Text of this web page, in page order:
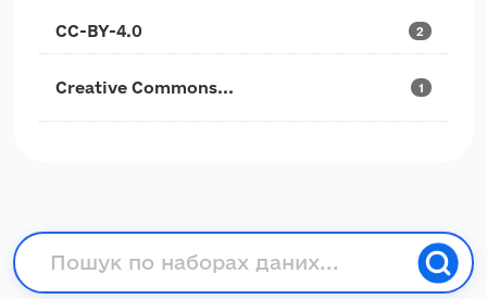
CC-BY-4.0 2
Creative Commons... 1